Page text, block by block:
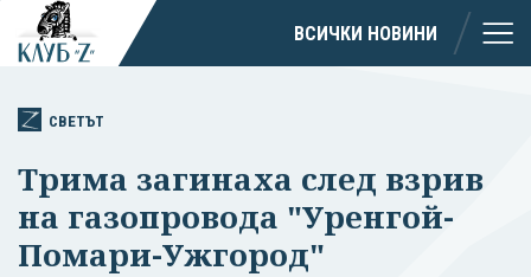
ВСИЧКИ НОВИНИ
СВЕТЪТ
Трима загинаха след взрив
на газопровода "Уренгой-
Помари-Ужгород"